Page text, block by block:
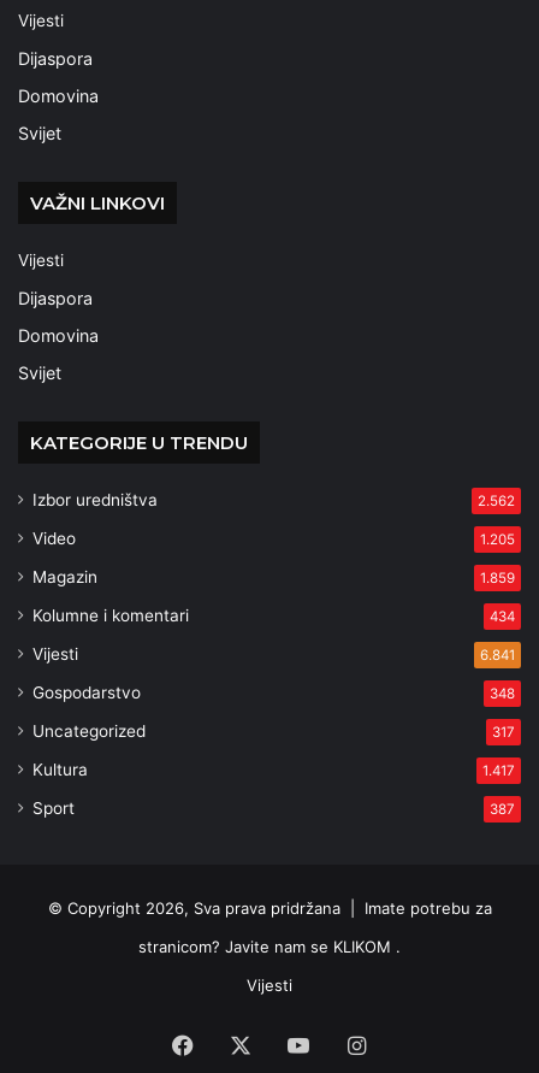
Vijesti
Dijaspora
Domovina
Svijet
VAŽNI LINKOVI
Vijesti
Dijaspora
Domovina
Svijet
KATEGORIJE U TRENDU
Izbor uredništva 2.562
Video 1.205
Magazin 1.859
Kolumne i komentari 434
Vijesti 6.841
Gospodarstvo 348
Uncategorized 317
Kultura 1.417
Sport 387
© Copyright 2026, Sva prava pridržana | Imate potrebu za
stranicom? Javite nam se KLIKOM .
Vijesti
Facebook YouTubeInstagram